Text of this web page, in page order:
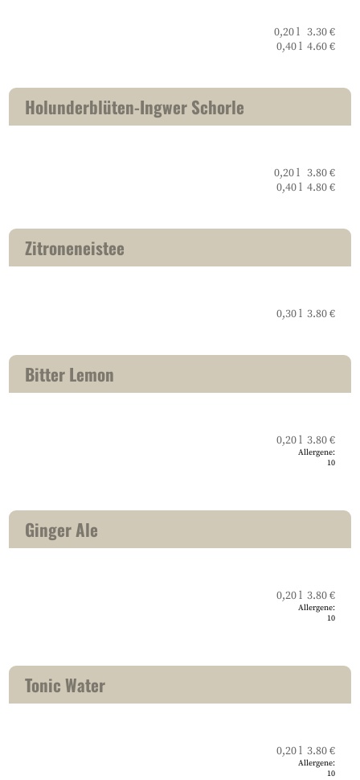
0,20 l 3.30 €
0,40 l 4.60 €
Holunderblüten-Ingwer Schorle
0,20 l 3.80 €
0,40 l 4.80 €
Zitroneneistee
0,30 l 3.80 €
Bitter Lemon
0,20 l 3.80 €
Allergene:
10
Ginger Ale
0,20 l 3.80 €
Allergene:
10
Tonic Water
0,20 l 3.80 €
Allergene:
10